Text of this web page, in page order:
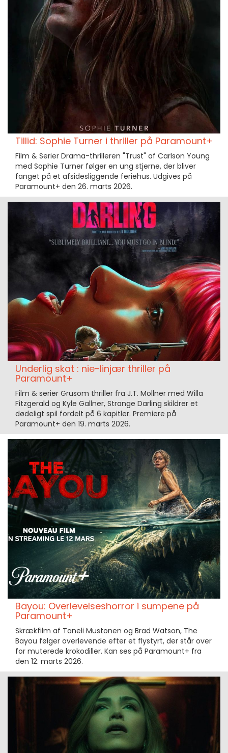
Tillid: Sophie Turner i thriller på Paramount+
Film & Serier Drama-thrilleren "Trust" af Carlson Young
med Sophie Turner følger en ung stjerne, der bliver
fanget på et afsidesliggende feriehus. Udgives på
Paramount+ den 26. marts 2026.
Underlig skat : nie-linjær thriller på
Paramount+
Film & serier Grusom thriller fra J.T. Mollner med Willa
Fitzgerald og Kyle Gallner, Strange Darling skildrer et
dødeligt spil fordelt på 6 kapitler. Premiere på
Paramount+ den 19. marts 2026.
Bayou: Overlevelseshorror i sumpene på
Paramount+
Skrækfilm af Taneli Mustonen og Brad Watson, The
Bayou følger overlevende efter et flystyrt, der står over
for muterede krokodiller. Kan ses på Paramount+ fra
den 12. marts 2026.